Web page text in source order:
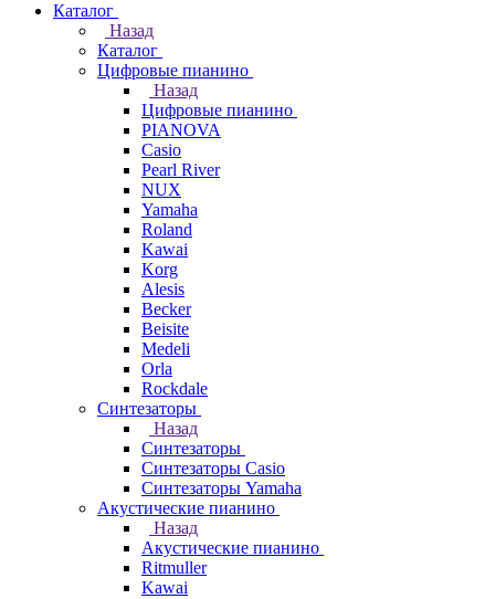
Каталог
Назад
Каталог
Цифровые пианино
Назад
Цифровые пианино
PIANOVA
Casio
Pearl River
NUX
Yamaha
Roland
Kawai
Korg
Alesis
Becker
Beisite
Medeli
Orla
Rockdale
Синтезаторы
Назад
Синтезаторы
Синтезаторы Casio
Синтезаторы Yamaha
Акустические пианино
Назад
Акустические пианино
Ritmuller
Kawai